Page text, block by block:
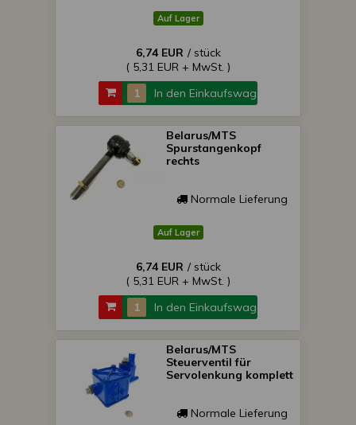
Auf Lager
6,74 EUR / stück
( 5,31 EUR + MwSt. )
In den Einkaufswagen
Belarus/MTS
Spurstangenkopf
rechts
Normale Lieferung
Auf Lager
6,74 EUR / stück
( 5,31 EUR + MwSt. )
In den Einkaufswagen
Belarus/MTS
Steuerventil für
Servolenkung komplett
Normale Lieferung